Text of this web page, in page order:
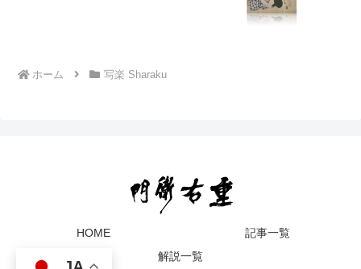
ホーム 写楽 Sharaku
HOME
記事一覧
解説一覧